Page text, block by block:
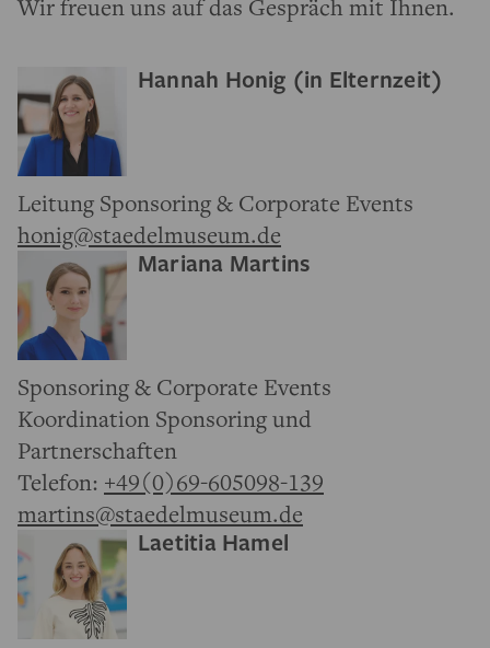
Wir freuen uns auf das Gespräch mit Ihnen.
Hannah Honig (in Elternzeit)
Leitung Sponsoring & Corporate Events
honig@staedelmuseum.de
Mariana Martins
Sponsoring & Corporate Events
Koordination Sponsoring und
Partnerschaften
Telefon: +49(0)69-605098-139
martins@staedelmuseum.de
Laetitia Hamel